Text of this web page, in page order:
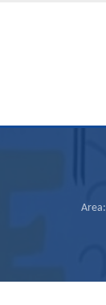
Area: